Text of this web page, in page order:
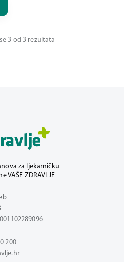
3 od 3 rezultata
za ljekarničku
VAŠE ZDRAVLJE
200